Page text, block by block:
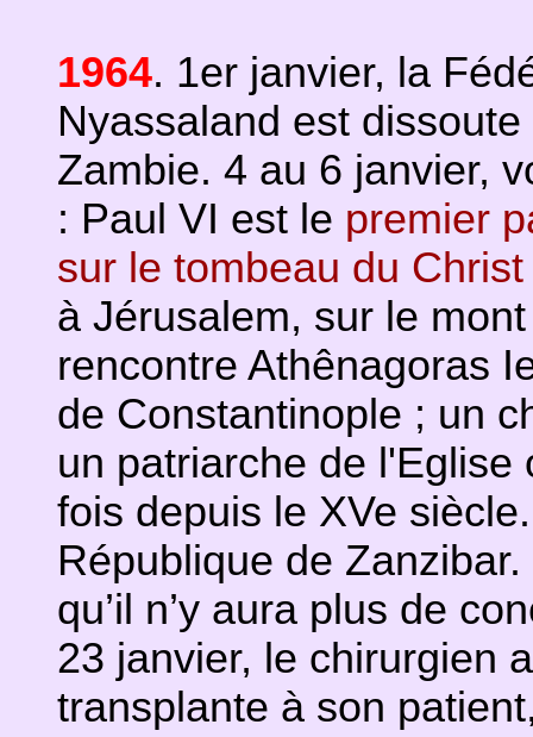
1964. 1er janvier, la
Nyassaland est
Zambie. 4 au 6 janvier,
: Paul VI est le premier
sur le tombeau du
à Jérusalem, sur le
rencontre Athênagoras
de Constantinople ; un
un patriarche de
fois depuis le XVe
République de
qu’il n’y aura plus de
23 janvier, le chirurgien
transplante à son